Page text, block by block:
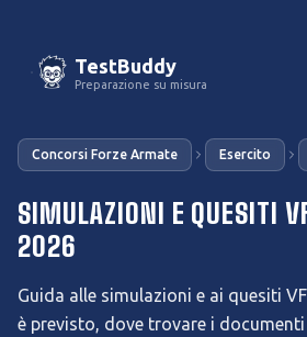
TestBuddy
Preparazione su misura
Concorsi Forze Armate Esercito
SIMULAZIONI E QUESITI
2026
Guida alle simulazioni e ai quesiti
è previsto, dove trovare i